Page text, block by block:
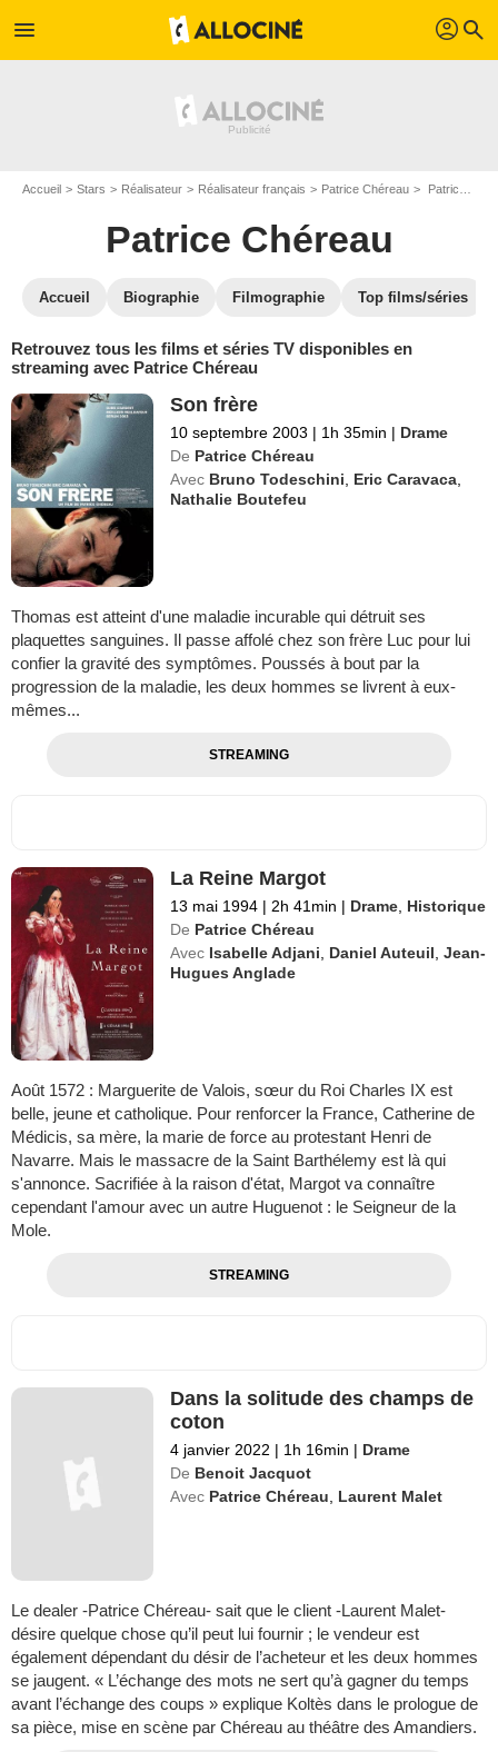
menu profil search
Accueil Stars Réalisateur Réalisateur français Patrice Chéreau Patrice Chéreau : Films et séries online
Patrice Chéreau
Accueil Biographie Filmographie Top films/séries
Retrouvez tous les films et séries TV disponibles en
streaming avec Patrice Chéreau
Son frère
10 septembre 2003 | 1h 35min | Drame
De Patrice Chéreau
Avec Bruno Todeschini Eric Caravaca
Nathalie Boutefeu
Thomas est atteint d'une maladie incurable qui détruit ses
plaquettes sanguines. Il passe affolé chez son frère Luc pour lui
confier la gravité des symptômes. Poussés à bout par la
progression de la maladie, les deux hommes se livrent à eux-
mêmes...
STREAMING
La Reine Margot
13 mai 1994 | 2h 41min | Drame Historique
De Patrice Chéreau
Avec Isabelle Adjani Daniel Auteuil ,Jean-
Hugues Anglade
Août 1572 : Marguerite de Valois, sœur du Roi Charles IX est
belle, jeune et catholique. Pour renforcer la France, Catherine de
Médicis, sa mère, la marie de force au protestant Henri de
Navarre. Mais le massacre de la Saint Barthélemy est là qui
s'annonce. Sacrifiée à la raison d'état, Margot va connaître
cependant l'amour avec un autre Huguenot : le Seigneur de la
Mole.
STREAMING
Dans la solitude des champs de
coton
4 janvier 2022 | 1h 16min | Drame
De Benoit Jacquot
Avec Patrice Chéreau Laurent Malet
Le dealer -Patrice Chéreau- sait que le client -Laurent Malet-
désire quelque chose qu’il peut lui fournir ; le vendeur est
également dépendant du désir de l’acheteur et les deux hommes
se jaugent. « L’échange des mots ne sert qu’à gagner du temps
avant l’échange des coups » explique Koltès dans le prologue de
sa pièce, mise en scène par Chéreau au théâtre des Amandiers.